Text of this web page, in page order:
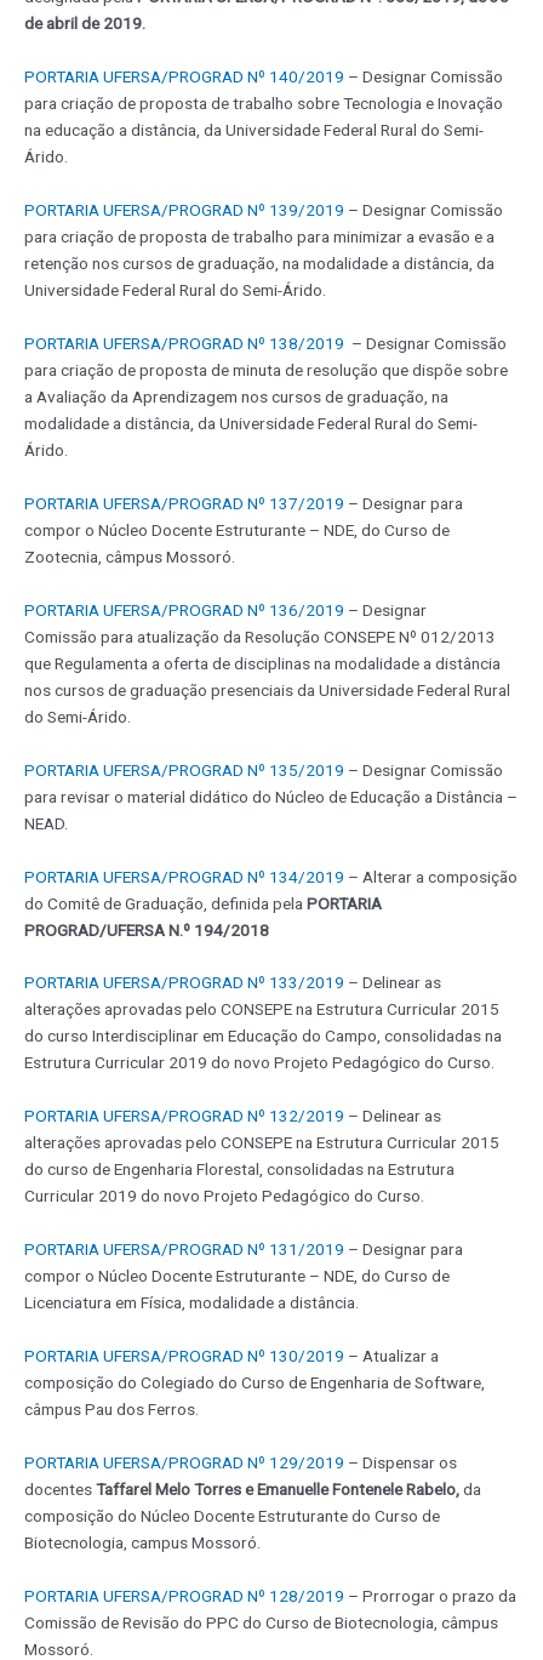
de abril de 2019.
PORTARIA UFERSA/PROGRAD Nº 140/2019 – Designar Comissão
para criação de proposta de trabalho sobre Tecnologia e Inovação
na educação a distância, da Universidade Federal Rural do Semi-
Árido.
PORTARIA UFERSA/PROGRAD Nº 139/2019 – Designar Comissão
para criação de proposta de trabalho para minimizar a evasão e a
retenção nos cursos de graduação, na modalidade a distância, da
Universidade Federal Rural do Semi-Árido.
PORTARIA UFERSA/PROGRAD Nº 138/2019 – Designar Comissão
para criação de proposta de minuta de resolução que dispõe sobre
a Avaliação da Aprendizagem nos cursos de graduação, na
modalidade a distância, da Universidade Federal Rural do Semi-
Árido.
PORTARIA UFERSA/PROGRAD Nº 137/2019 – Designar para
compor o Núcleo Docente Estruturante – NDE, do Curso de
Zootecnia, câmpus Mossoró.
PORTARIA UFERSA/PROGRAD Nº 136/2019 – Designar
Comissão para atualização da Resolução CONSEPE Nº 012/2013
que Regulamenta a oferta de disciplinas na modalidade a distância
nos cursos de graduação presenciais da Universidade Federal Rural
do Semi-Árido.
PORTARIA UFERSA/PROGRAD Nº 135/2019 – Designar Comissão
para revisar o material didático do Núcleo de Educação a Distância –
NEAD.
PORTARIA UFERSA/PROGRAD Nº 134/2019 – Alterar a composição
do Comitê de Graduação, definida pela PORTARIA
PROGRAD/UFERSA N.º 194/2018
PORTARIA UFERSA/PROGRAD Nº 133/2019 – Delinear as
alterações aprovadas pelo CONSEPE na Estrutura Curricular 2015
do curso Interdisciplinar em Educação do Campo, consolidadas na
Estrutura Curricular 2019 do novo Projeto Pedagógico do Curso.
PORTARIA UFERSA/PROGRAD Nº 132/2019 – Delinear as
alterações aprovadas pelo CONSEPE na Estrutura Curricular 2015
do curso de Engenharia Florestal, consolidadas na Estrutura
Curricular 2019 do novo Projeto Pedagógico do Curso.
PORTARIA UFERSA/PROGRAD Nº 131/2019 – Designar para
compor o Núcleo Docente Estruturante – NDE, do Curso de
Licenciatura em Física, modalidade a distância.
PORTARIA UFERSA/PROGRAD Nº 130/2019 – Atualizar a
composição do Colegiado do Curso de Engenharia de Software,
câmpus Pau dos Ferros.
PORTARIA UFERSA/PROGRAD Nº 129/2019 – Dispensar os
docentesTaffarel Melo Torres e Emanuelle Fontenele Rabelo,da
composição do Núcleo Docente Estruturante do Curso de
Biotecnologia, campus Mossoró.
PORTARIA UFERSA/PROGRAD Nº 128/2019 – Prorrogar o prazo da
Comissão de Revisão do PPC do Curso de Biotecnologia, câmpus
Mossoró.